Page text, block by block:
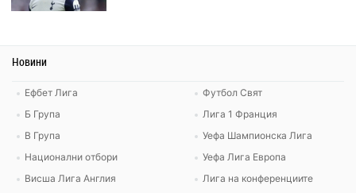
Новини
Ефбет Лига
Б Група
В Група
Национални отбори
Висша Лига Англия
Футбол Свят
Лига 1 Франция
Уефа Шампионска Лига
Уефа Лига Европа
Лига на конференциите